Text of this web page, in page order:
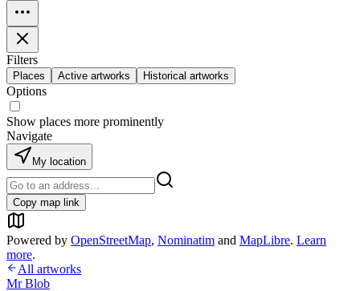
Filters
Places Active artworks Historical artworks
Options
Show places more prominently
Navigate
My location
Copy map link
Powered by OpenStreetMap, Nominatim and MapLibre. Learn
more.
All artworks
Mr Blob